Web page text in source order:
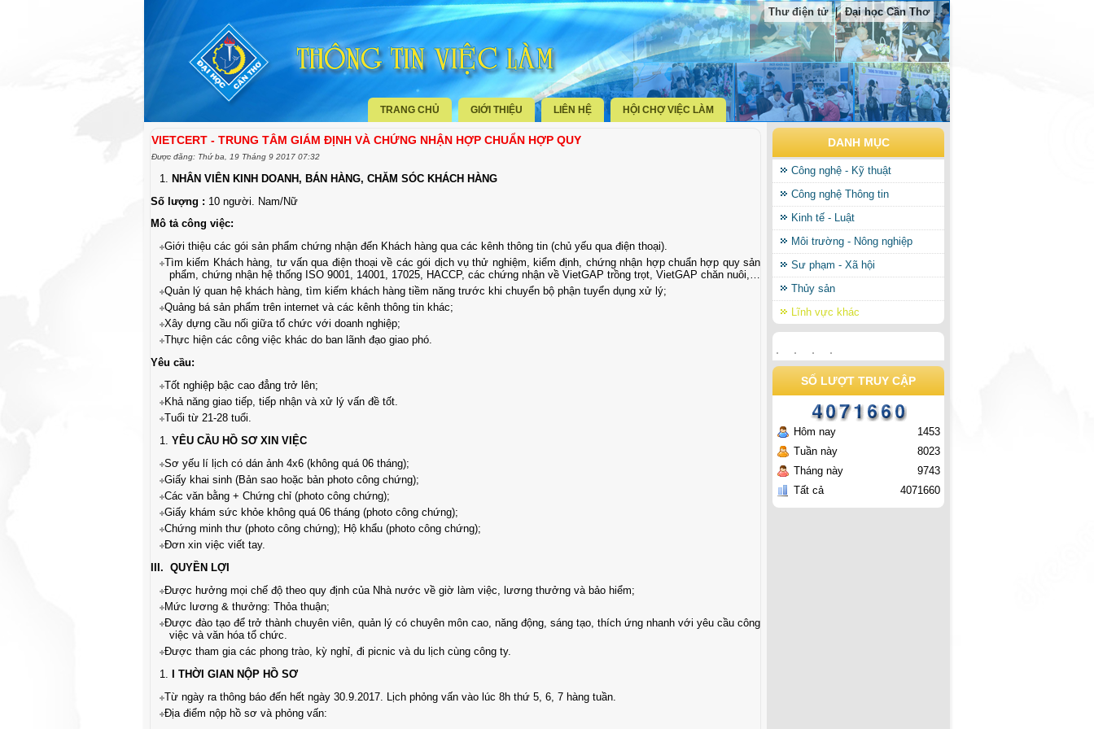
Thư điện tử | Đại học Cần Thơ
TRANG CHỦ GIỚI THIỆU LIÊN HỆ HỘI CHỢ VIỆC LÀM
VIETCERT - TRUNG TÂM GIÁM ĐỊNH VÀ CHỨNG NHẬN HỢP CHUẨN HỢP QUY
Được đăng: Thứ ba, 19 Tháng 9 2017 07:32
NHÂN VIÊN KINH DOANH, BÁN HÀNG, CHĂM SÓC KHÁCH HÀNG
Số lượng : 10 người. Nam/Nữ
Mô tả công việc:
Giới thiệu các gói sản phẩm chứng nhận đến Khách hàng qua các kênh thông tin (chủ yếu qua điện thoại).
Tìm kiếm Khách hàng, tư vấn qua điện thoại về các gói dịch vụ thử nghiệm, kiểm định, chứng nhận hợp chuẩn hợp quy sản
phẩm, chứng nhận hệ thống ISO 9001, 14001, 17025, HACCP, các chứng nhận về VietGAP trồng trọt, VietGAP chăn nuôi,…
Quản lý quan hệ khách hàng, tìm kiếm khách hàng tiềm năng trước khi chuyển bộ phận tuyển dụng xử lý;
Quảng bá sản phẩm trên internet và các kênh thông tin khác;
Xây dựng cầu nối giữa tổ chức với doanh nghiệp;
Thực hiện các công việc khác do ban lãnh đạo giao phó.
Yêu cầu:
Tốt nghiệp bậc cao đẳng trở lên;
Khả năng giao tiếp, tiếp nhận và xử lý vấn đề tốt.
Tuổi từ 21-28 tuổi.
YÊU CẦU HỒ SƠ XIN VIỆC
Sơ yếu lí lịch có dán ảnh 4x6 (không quá 06 tháng);
Giấy khai sinh (Bản sao hoặc bản photo công chứng);
Các văn bằng + Chứng chỉ (photo công chứng);
Giấy khám sức khỏe không quá 06 tháng (photo công chứng);
Chứng minh thư (photo công chứng); Hộ khẩu (photo công chứng);
Đơn xin việc viết tay.
III. QUYỀN LỢI
Được hưởng mọi chế độ theo quy định của Nhà nước về giờ làm việc, lương thưởng và bảo hiểm;
Mức lương & thưởng: Thỏa thuận;
Được đào tạo để trở thành chuyên viên, quản lý có chuyên môn cao, năng động, sáng tạo, thích ứng nhanh với yêu cầu công
việc và văn hóa tổ chức.
Được tham gia các phong trào, kỳ nghỉ, đi picnic và du lịch cùng công ty.
THỜI GIAN NỘP HỒ SƠ
Từ ngày ra thông báo đến hết ngày 30.9.2017. Lịch phỏng vấn vào lúc 8h thứ 5, 6, 7 hàng tuần.
Địa điểm nộp hồ sơ và phỏng vấn:
DANH MỤC
Công nghệ - Kỹ thuật
Công nghệ Thông tin
Kinh tế - Luật
Môi trường - Nông nghiệp
Sư phạm - Xã hội
Thủy sản
Lĩnh vực khác
SỐ LƯỢT TRUY CẬP
Hôm nay
Tuần này
Tháng này
Tất cả
1453
8023
9743
4071660